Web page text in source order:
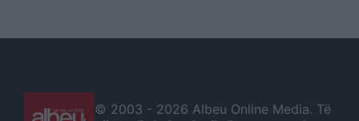
© 2003 - 2026 Albeu Online Media. Të